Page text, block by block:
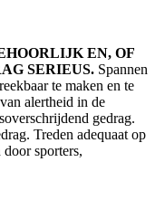
EN, OF
SERIEUS. Spannen
te maken en te
alertheid in de
gedrag.
Treden adequaat op
door sporters,